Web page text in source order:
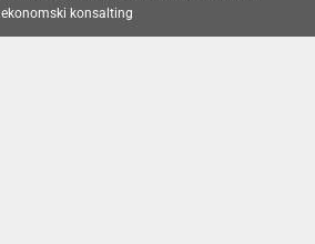
ekonomski konsalting